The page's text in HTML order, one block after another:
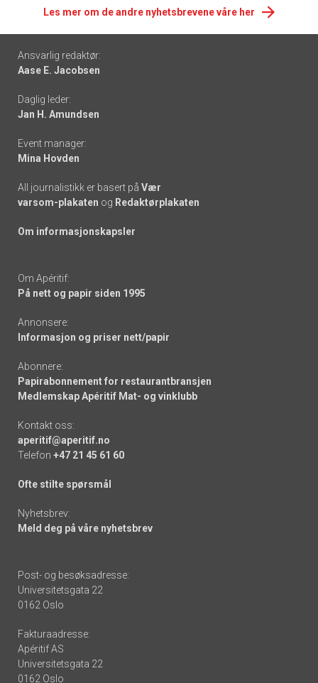
Les mer om de andre nyhetsbrevene våre her
Footer
-
links
Ansvarlig redaktør:
Aase E. Jacobsen
Daglig leder:
Jan H. Amundsen
Event manager:
Mina Hovden
All journalistikk er basert på Vær
varsom-plakaten og Redaktørplakaten
Om informasjonskapsler
Om Apéritif:
På nett og papir siden 1995
Annonsere:
Informasjon og priser nett/papir
Abonnere:
Papirabonnement for restaurantbransjen
Medlemskap Apéritif Mat- og vinklubb
Kontakt oss:
aperitif@aperitif.no
Telefon +47 21 45 61 60
Ofte stilte spørsmål
Nyhetsbrev:
Meld deg på våre nyhetsbrev
Post- og besøksadresse:
Universitetsgata 22
0162 Oslo
Fakturaadresse:
Apéritif AS
Universitetsgata 22
0162 Oslo